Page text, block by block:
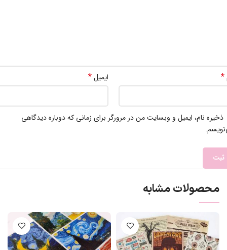
* ایمیل*
ذخیره نام، ایمیل و وبسایت من در مرورگر برای زمانی که دوباره دیدگاهی
محصولات مشابه